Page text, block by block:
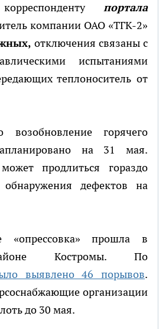
портала
компании ОАО «ТГК-2»
отключения связаны с
испытаниями
теплоноситель от
горячего
на 31 мая.
продлиться гораздо
дефектов на
«опрессовка» прошла в
Костромы. По
выявлено 46 порывов.
организации
до 30 мая.